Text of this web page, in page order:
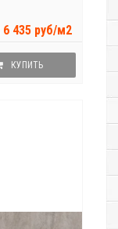
435 руб/м2
КУПИТЬ